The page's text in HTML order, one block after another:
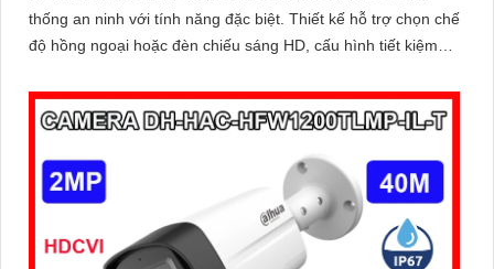
thống an ninh với tính năng đặc biệt. Thiết kế hỗ trợ chọn chế
độ hồng ngoại hoặc đèn chiếu sáng HD, cấu hình tiết kiệm